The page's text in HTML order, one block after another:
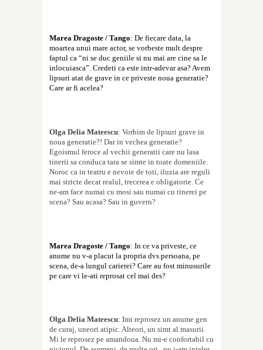
Marea Dragoste / Tango: De fiecare data, la
moartea unui mare actor, se vorbeste mult despre
faptul ca “ni se duc geniile si nu mai are cine sa le
inlocuiasca”. Credeti ca este intr-adevar asa? Avem
lipsuri atat de grave in ce priveste noua generatie?
Care ar fi acelea?
Olga Delia Mateescu: Vorbim de lipsuri grave in
noua generatie?! Dar in vechea generatie?
Egoismul feroce al vechii generatii care nu lasa
tinerii sa conduca tara se simte in toate domeniile.
Noroc ca in teatru e nevoie de toti, iluzia are reguli
mai stricte decat realul, trecerea e obligatorie. Ce
ne-am face numai cu mosi sau numai cu tinerei pe
scena? Sau acasa? Sau in guvern?
Marea Dragoste / Tango: In ce va priveste, ce
anume nu v-a placut la propria dvs.persoana, pe
scena, de-a lungul carierei? Care au fost minusurile
pe care vi le-ati reprosat cel mai des?
Olga Delia Mateescu: Imi reprosez un anume gen
de curaj, uneori atipic. Alteori, un simt al masurii.
Mi le reprosez pe amandoua. Nu mi-e confortabil cu